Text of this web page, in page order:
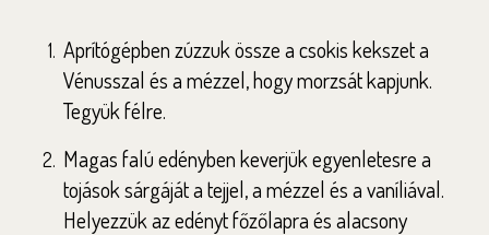
Aprítógépben zúzzuk össze a csokis kekszet a
Vénusszal és a mézzel, hogy morzsát kapjunk.
Tegyük félre.
Magas falú edényben keverjük egyenletesre a
tojások sárgáját a tejjel, a mézzel és a vaníliával.
Helyezzük az edényt főzőlapra és alacsony